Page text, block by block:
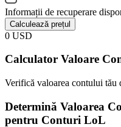
Informații de recuperare
Calculează prețul
0 USD
Calculator Valoare
Verifică valoarea contului tău
Determină Valoarea
pentru Conturi LoL